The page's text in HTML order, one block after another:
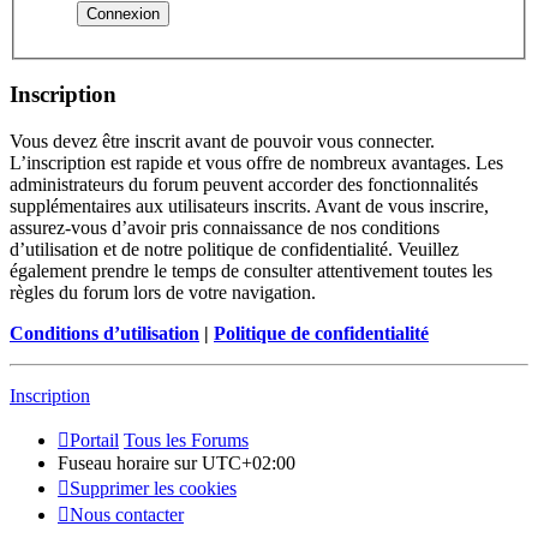
Inscription
Vous devez être inscrit avant de pouvoir vous connecter.
L’inscription est rapide et vous offre de nombreux avantages. Les
administrateurs du forum peuvent accorder des fonctionnalités
supplémentaires aux utilisateurs inscrits. Avant de vous inscrire,
assurez-vous d’avoir pris connaissance de nos conditions
d’utilisation et de notre politique de confidentialité. Veuillez
également prendre le temps de consulter attentivement toutes les
règles du forum lors de votre navigation.
Conditions d’utilisation | Politique de confidentialité
Inscription
Portail Tous les Forums
Fuseau horaire surUTC+02:00
Supprimer les cookies
Nous contacter